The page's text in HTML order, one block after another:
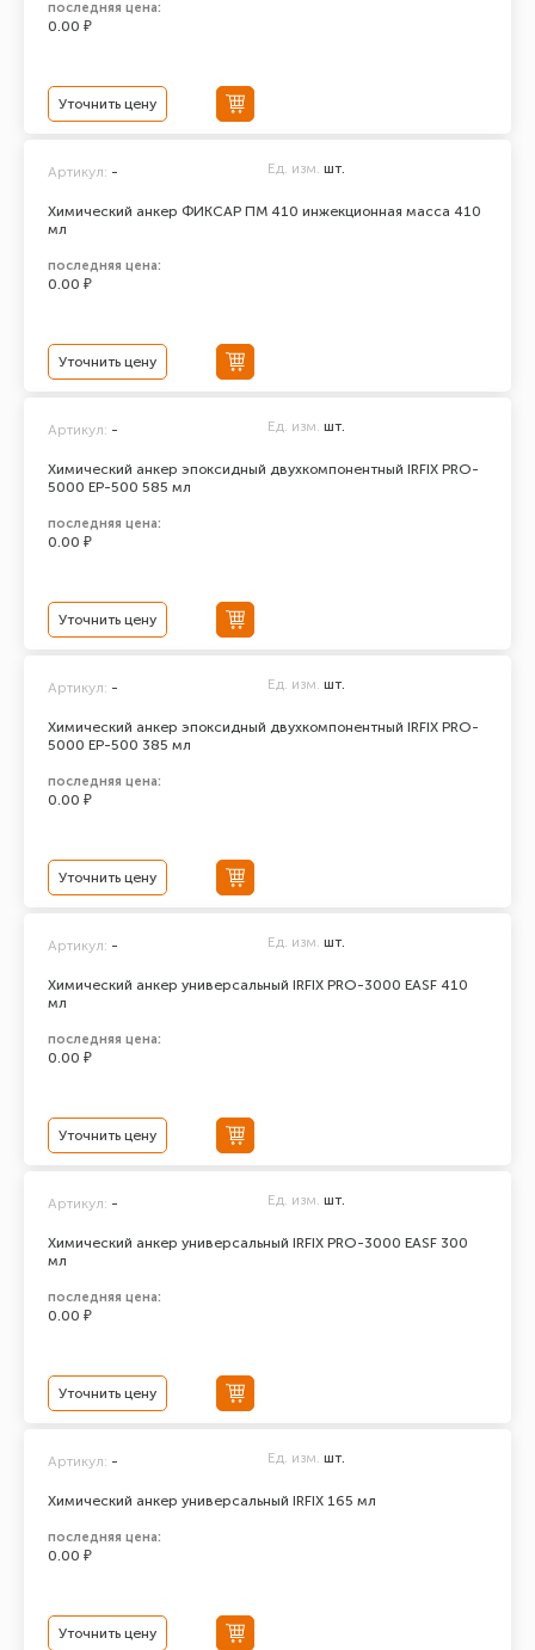
последняя цена:
0.00 ₽
Уточнить цену
Химический анкер ФИКСАР ПМ 410 инжекционная масса 410
мл
Артикул: - Ед. изм. шт.
последняя цена:
0.00 ₽
Уточнить цену
Химический анкер эпоксидный двухкомпонентный IRFIX PRO-
5000 ЕР-500 585 мл
Артикул: - Ед. изм. шт.
последняя цена:
0.00 ₽
Уточнить цену
Химический анкер эпоксидный двухкомпонентный IRFIX PRO-
5000 ЕР-500 385 мл
Артикул: - Ед. изм. шт.
последняя цена:
0.00 ₽
Уточнить цену
Химический анкер универсальный IRFIX PRO-3000 EASF 410
мл
Артикул: - Ед. изм. шт.
последняя цена:
0.00 ₽
Уточнить цену
Химический анкер универсальный IRFIX PRO-3000 EASF 300
мл
Артикул: - Ед. изм. шт.
последняя цена:
0.00 ₽
Уточнить цену
Химический анкер универсальный IRFIX 165 мл
Артикул: - Ед. изм. шт.
последняя цена:
0.00 ₽
Уточнить цену